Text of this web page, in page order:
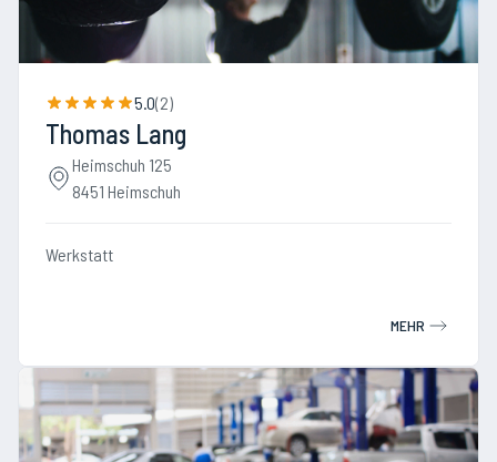
5.0(2)
Thomas Lang
Heimschuh 125
8451 Heimschuh
Werkstatt
MEHR